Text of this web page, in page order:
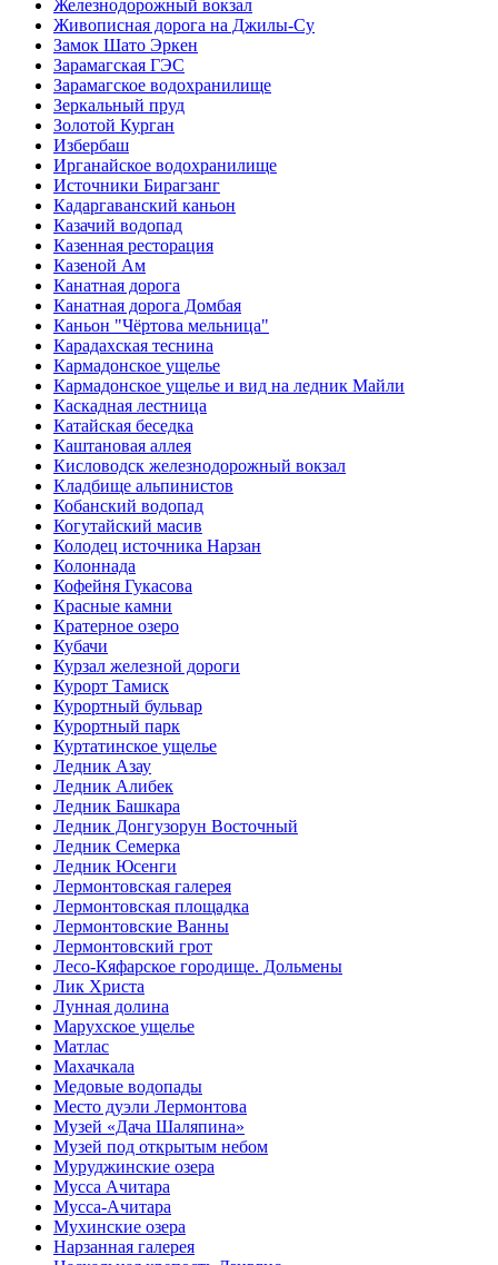
Железнодорожный вокзал
Живописная дорога на Джилы-Су
Замок Шато Эркен
Зарамагская ГЭС
Зарамагское водохранилище
Зеркальный пруд
Золотой Курган
Избербаш
Ирганайское водохранилище
Источники Бирагзанг
Кадаргаванский каньон
Казачий водопад
Казенная ресторация
Казеной Ам
Канатная дорога
Канатная дорога Домбая
Каньон "Чёртова мельница"
Карадахская теснина
Кармадонское ущелье
Кармадонское ущелье и вид на ледник Майли
Каскадная лестница
Катайская беседка
Каштановая аллея
Кисловодск железнодорожный вокзал
Кладбище альпинистов
Кобанский водопад
Когутайский масив
Колодец источника Нарзан
Колоннада
Кофейня Гукасова
Красные камни
Кратерное озеро
Кубачи
Курзал железной дороги
Курорт Тамиск
Курортный бульвар
Курортный парк
Куртатинское ущелье
Ледник Азау
Ледник Алибек
Ледник Башкара
Ледник Донгузорун Восточный
Ледник Семерка
Ледник Юсенги
Лермонтовская галерея
Лермонтовская площадка
Лермонтовские Ванны
Лермонтовский грот
Лесо-Кяфарское городище. Дольмены
Лик Христа
Лунная долина
Марухское ущелье
Матлас
Махачкала
Медовые водопады
Место дуэли Лермонтова
Музей «Дача Шаляпина»
Музей под открытым небом
Муруджинские озера
Мусса Ачитара
Мусса-Ачитара
Мухинские озера
Нарзанная галерея